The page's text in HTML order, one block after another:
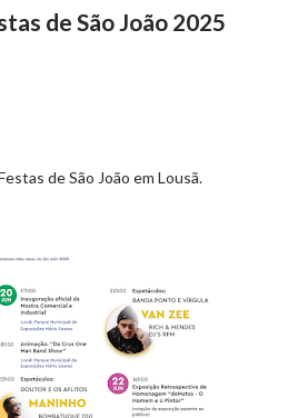
de São João 2025
de São João em Lousã.